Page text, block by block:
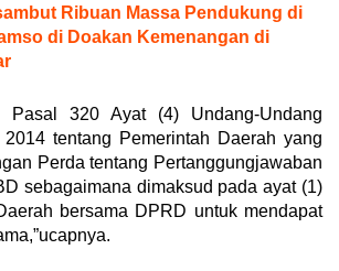
Ribuan Massa Pendukung di
di Doakan Kemenangan di
Pasal 320 Ayat (4) Undang-Undang
tentang Pemerintah Daerah yang
Perda tentang Pertanggungjawaban
sebagaimana dimaksud pada ayat (1)
bersama DPRD untuk mendapat